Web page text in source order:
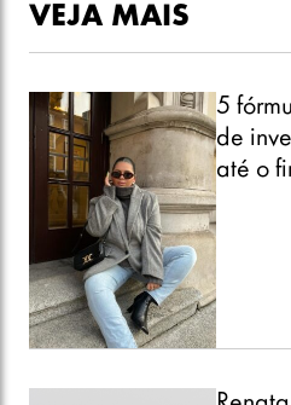
VEJA MAIS
5
de
até o